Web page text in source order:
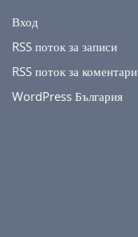
Вход
RSS поток за записи
RSS поток за коментари
WordPress България